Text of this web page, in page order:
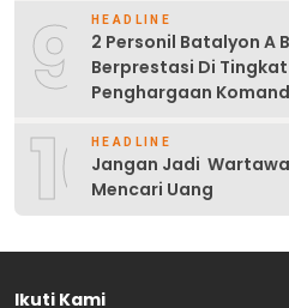
9 HEADLINE
2 Personil Batalyon A
Berprestasi Di
Penghargaan
10HEADLINE
Jangan Jadi
Mencari Uang
Ikuti Kami